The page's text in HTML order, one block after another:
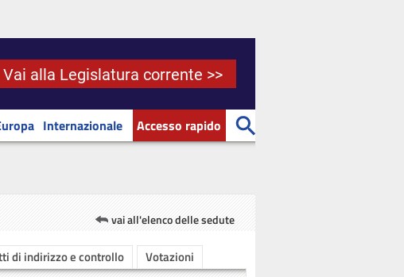
Vai alla Legislatura corrente >>
Internazionale Accesso rapido
vai all'elenco delle sedute
di indirizzo e controllo Votazioni